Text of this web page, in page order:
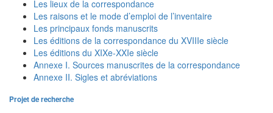
Les lieux de la correspondance
Les raisons et le mode d’emploi de l’inventaire
Les principaux fonds manuscrits
Les éditions de la correspondance du XVIIIe siècle
Les éditions du XIXe-XXIe siècle
Annexe I. Sources manuscrites de la correspondance
Annexe II. Sigles et abréviations
Projet de recherche